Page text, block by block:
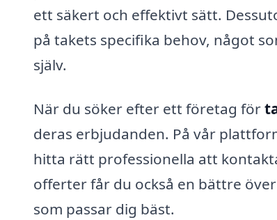
ett säkert och effektivt sätt.
på takets specifika behov, något
själv.
När du söker efter ett företag för
deras erbjudanden. På vår
hitta rätt professionella att
offerter får du också en bättre
som passar dig bäst.